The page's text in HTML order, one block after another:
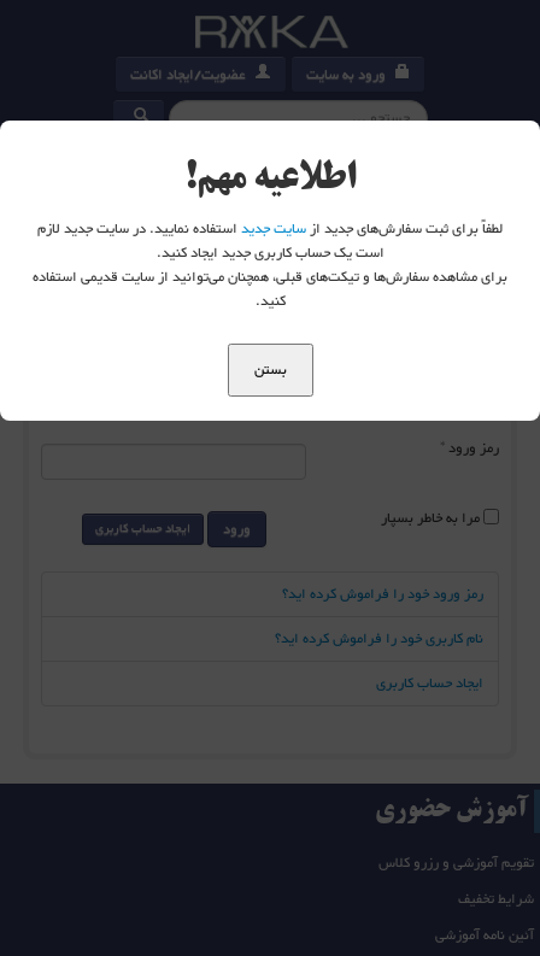
ورود به سایت عضویت/ایجاد اکانت
کارت خرید
شما اینجا هستید:خانه ورود به سایت
رمز ورود *
مرا به خاطر بسپار ورود ایجاد حساب کاربری
رمز ورود خود را فراموش کرده اید؟
نام کاربری خود را فراموش کرده اید؟
ایجاد حساب کاربری
آموزش حضوری
تقویم آموزشی و رزرو کلاس
شرایط تخفیف
آئین نامه آموزشی
اطلاعیه مهم!
لطفاً برای ثبت سفارش‌های جدید ازسایت جدیداستفاده نمایید. در سایت جدید لازم
است یک حساب کاربری جدید ایجاد کنید.
برای مشاهده سفارش‌ها و تیکت‌های قبلی، همچنان می‌توانید از سایت قدیمی استفاده
کنید.
بستن